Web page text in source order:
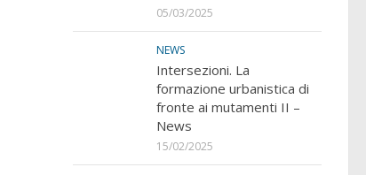
05/03/2025
NEWS
Intersezioni. La
formazione urbanistica di
fronte ai mutamenti II –
News
15/02/2025